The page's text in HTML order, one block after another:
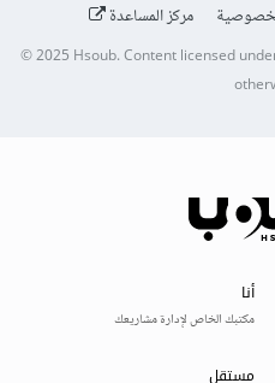
مركز المساعدة
© 2025Hsoub.Content licensed